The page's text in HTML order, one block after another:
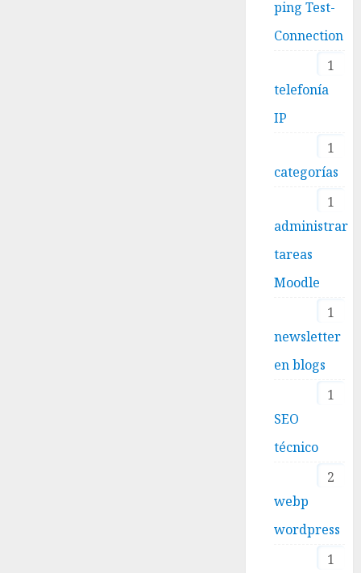
ping Test-
Connection
1
telefonía
IP
1
categorías
1
administrar
tareas
Moodle
1
newsletter
en blogs
1
SEO
técnico
2
webp
wordpress
1